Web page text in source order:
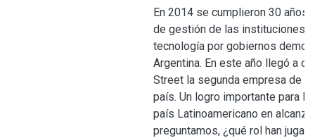
En 2014 se cumplieron 30 años
de gestión de las instituciones
tecnología por gobiernos
Argentina. En este año llegó a
Street la segunda empresa de
país. Un logro importante para la
país Latinoamericano en
preguntamos, ¿qué rol han